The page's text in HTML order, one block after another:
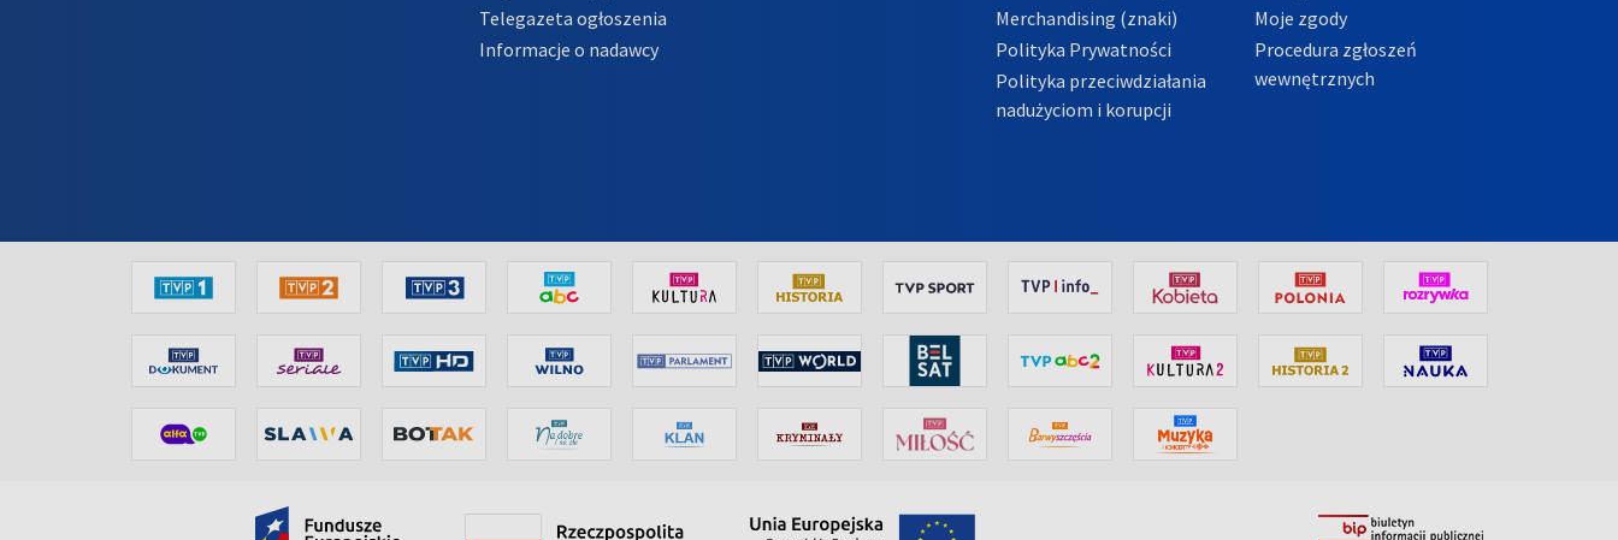
Telegazeta ogłoszenia
Informacje o nadawcy
Merchandising (znaki)
Polityka Prywatności
Polityka przeciwdziałania
nadużyciom i korupcji
Moje zgody
Procedura zgłoszeń
wewnętrznych